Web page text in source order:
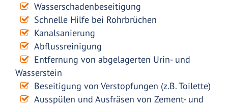
Wasserschadenbeseitigung
Schnelle Hilfe bei Rohrbrüchen
Kanalsanierung
Abflussreinigung
Entfernung von abgelagerten Urin- und
Wasserstein
Beseitigung von Verstopfungen (z.B. Toilette)
Ausspülen und Ausfräsen von Zement- und